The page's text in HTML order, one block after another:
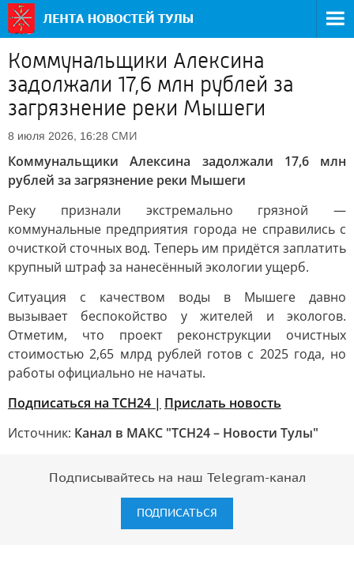
Коммунальщики Алексина
задолжали 17,6 млн рублей за
загрязнение реки Мышеги
8 июля 2026, 16:28 СМИ
Коммунальщики Алексина задолжали 17,6 млн
рублей за загрязнение реки Мышеги
Реку признали экстремально грязной —
коммунальные предприятия города не справились с
очисткой сточных вод. Теперь им придётся заплатить
крупный штраф за нанесённый экологии ущерб.
Ситуация с качеством воды в Мышеге давно
вызывает беспокойство у жителей и экологов.
Отметим, что проект реконструкции очистных
стоимостью 2,65 млрд рублей готов с 2025 года, но
работы официально не начаты.
Подписаться на ТСН24 | Прислать новость
Источник: Канал в МАКС "ТСН24 – Новости Тулы"
Подписывайтесь на наш Telegram-канал
ПОДПИСАТЬСЯ